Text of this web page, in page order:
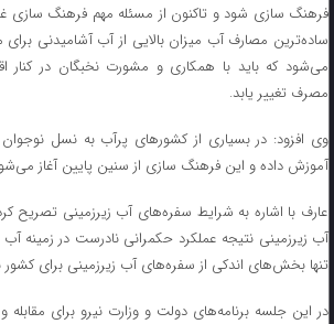
فرهنگ سازی شود و تاکنون از مسئله مهم فرهنگ سازی
ساده‌ترین مصارف آب میزان بالایی از آب آشامیدنی
می‌شود که باید با همکاری و مشورت نخبگان در کنار
مصرف تغییر یابد.
وی افزود: در بسیاری از کشورهای پرآب به نسل
آموزش داده و این فرهنگ سازی از سنین پایین آغاز
عارف با اشاره به شرایط سفره‌های آب زیرزمینی تصریح
آب زیرزمینی نتیجه عملکرد حکمرانی نادرست در زمینه
تنها بخش‌های اندکی از سفره‌های آب زیرزمینی برای کشور